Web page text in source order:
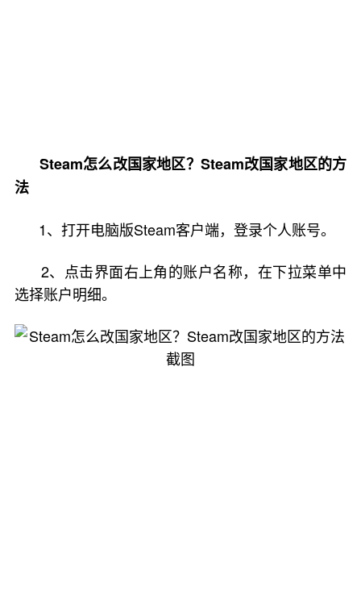
Steam怎么改国家地区？Steam改国家地区的方
法
1、打开电脑版Steam客户端，登录个人账号。
2、点击界面右上角的账户名称，在下拉菜单中
选择账户明细。